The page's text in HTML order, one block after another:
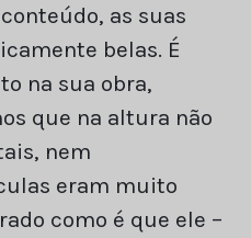
as suas
belas. É
na sua obra,
que na altura não
nem
eram muito
como é que ele –